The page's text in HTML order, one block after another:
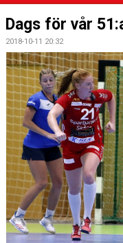
HEM
NYHETER
TRUPPEN
MATCHER
KALENDER
TRÄNINGSTIDER
TABELL
HANDBOLLSLIGANDAM.SE
Dags för vår
2018-10-11 20:32